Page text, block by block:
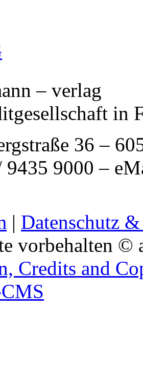
– verlag
in
36 –
9435 9000 –
| Datenschutz
vorbehalten ©
Credits and